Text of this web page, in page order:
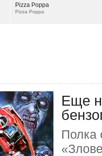
Pizza Poppa
Pizza Poppa
Еще
Полка